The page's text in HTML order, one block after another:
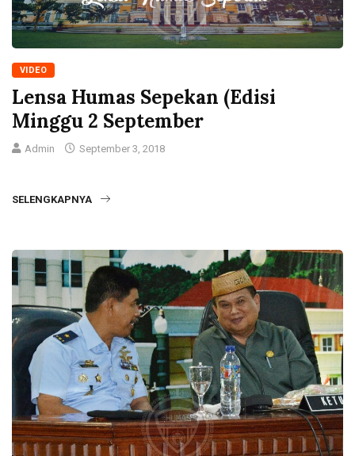
VIDEO
Lensa Humas Sepekan (Edisi
Minggu 2 September
Admin September 3, 2018
SELENGKAPNYA